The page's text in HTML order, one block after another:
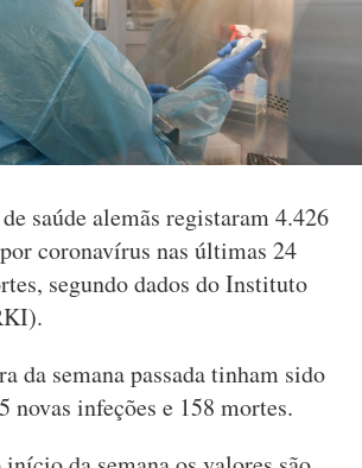
saúde alemãs registaram 4.426
coronavírus nas últimas 24
segundo dados do Instituto
da semana passada tinham sido
novas infeções e 158 mortes.